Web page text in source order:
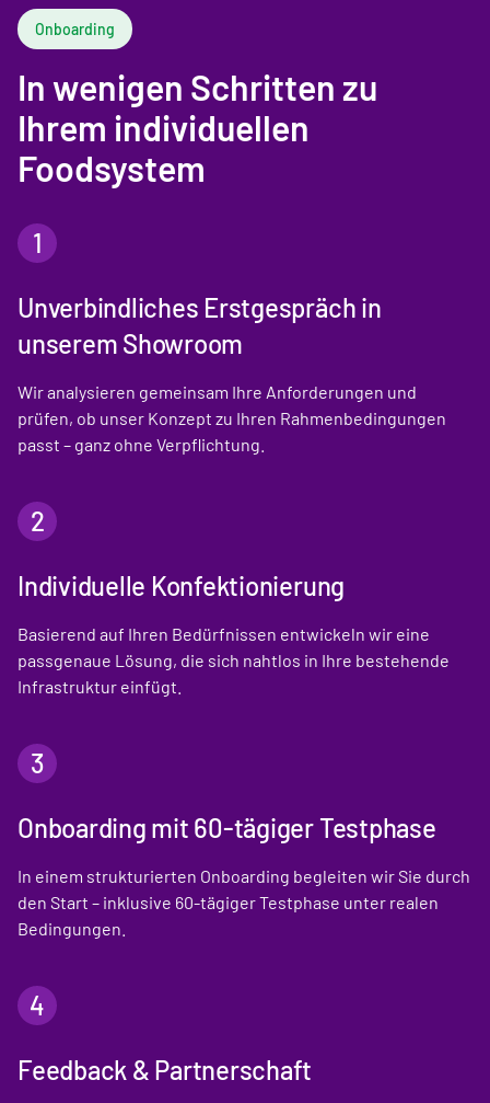
Onboarding
In wenigen Schritten zu
Ihrem individuellen
Foodsystem
1
Unverbindliches Erstgespräch in
unserem Showroom
Wir analysieren gemeinsam Ihre Anforderungen und
prüfen, ob unser Konzept zu Ihren Rahmenbedingungen
passt – ganz ohne Verpflichtung.
2
Individuelle Konfektionierung
Basierend auf Ihren Bedürfnissen entwickeln wir eine
passgenaue Lösung, die sich nahtlos in Ihre bestehende
Infrastruktur einfügt.
3
Onboarding mit 60-tägiger Testphase
In einem strukturierten Onboarding begleiten wir Sie durch
den Start – inklusive 60-tägiger Testphase unter realen
Bedingungen.
4
Feedback & Partnerschaft